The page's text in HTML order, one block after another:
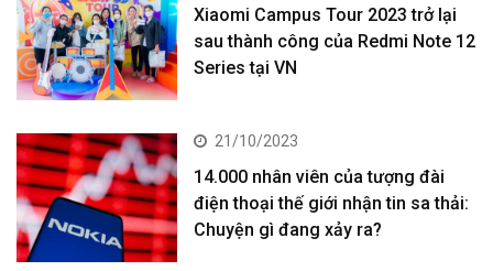
Xiaomi Campus Tour 2023 trở lại
sau thành công của Redmi Note 12
Series tại VN
21/10/2023
14.000 nhân viên của tượng đài
điện thoại thế giới nhận tin sa thải:
Chuyện gì đang xảy ra?